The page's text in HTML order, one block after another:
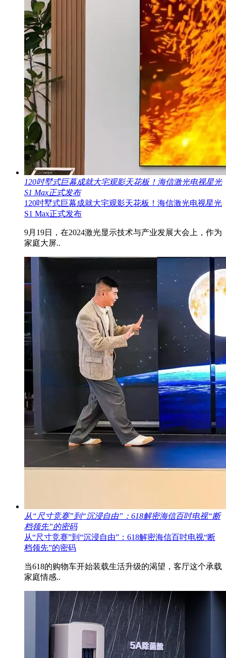
120吋墅式巨幕成就大宅观影天花板！海信激光电视星光
S1 Max正式发布
120吋墅式巨幕成就大宅观影天花板！海信激光电视星光
S1 Max正式发布
9月19日，在2024激光显示技术与产业发展大会上，作为
家庭大屏..
从“尺寸竞赛”到“沉浸自由”：618解密海信百吋电视“断
档领先”的密码
从“尺寸竞赛”到“沉浸自由”：618解密海信百吋电视“断
档领先”的密码
当618的购物车开始装载生活升级的渴望，客厅这个承载
家庭情感..